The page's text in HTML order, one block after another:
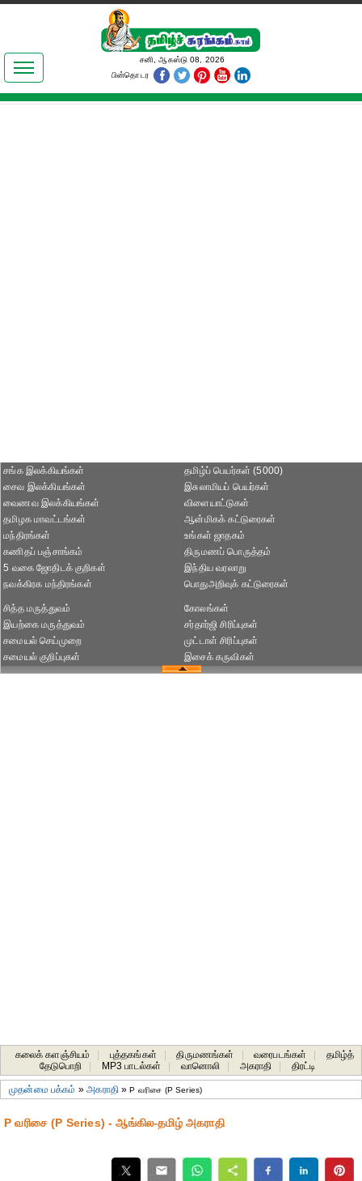
இலக்கியங்கள்
தமிழ் உலகம்
சனி, ஆகஸ்டு 08, 2026
பின்தொடர
சங்க இலக்கியங்கள்
சைவ இலக்கியங்கள்
வைணவ இலக்கியங்கள்
தமிழக மாவட்டங்கள்
தமிழ்ப் பெயர்கள் (5000)
இசுலாமியப் பெயர்கள்
விளையாட்டுகள்
ஆன்மிகக் கட்டுரைகள்
மந்திரங்கள்
கணிதப் பஞ்சாங்கம்
5 வகை ஜோதிடக் குறிகள்
நவக்கிரக மந்திரங்கள்
உங்கள் ஜாதகம்
திருமணப் பொருத்தம்
இந்திய வரலாறு
பொதுஅறிவுக் கட்டுரைகள்
சித்த மருத்துவம்
இயற்கை மருத்துவம்
சமையல் செய்முறை
சமையல் குறிப்புகள்
கோலங்கள்
சர்தார்ஜி சிரிப்புகள்
முட்டாள் சிரிப்புகள்
இசைக் கருவிகள்
கலைக் களஞ்சியம் புத்தகங்கள் திருமணங்கள் வரைபடங்கள்
தமிழ்த்
தேடுபொறி
MP3 பாடல்கள் வானொலி அகராதி திரட்டி
முதன்மை பக்கம் »அகராதி»P வரிசை (P Series)
P வரிசை (P Series) - ஆங்கில-தமிழ் அகராதி